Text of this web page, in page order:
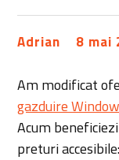
Adrian 8 mai
Am modificat
gazduire
Acum
preturi accesibile: